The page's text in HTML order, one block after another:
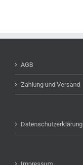
AGB
Zahlung und Versand
Datenschutzerklärung